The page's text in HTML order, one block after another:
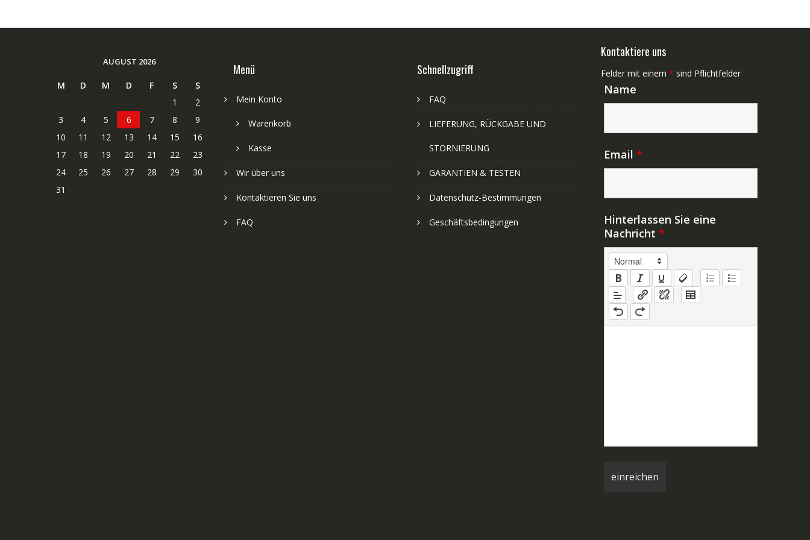
AUGUST 2026
M D M D F S
S
1
2
3
4 5 6 7 8
9
10
11 12 13 14 15
16
17
18 19 20 21 22
23
24
25 26 27 28 29
30
31
Menü
Mein Konto
Warenkorb
Kasse
Wir über uns
Kontaktieren Sie uns
FAQ
Schnellzugriff
FAQ
LIEFERUNG, RÜCKGABE UND
STORNIERUNG
GARANTIEN & TESTEN
Datenschutz-Bestimmungen
Geschäftsbedingungen
Kontaktiere uns
Felder mit einem * sind Pflichtfelder
Name
Email *
Hinterlassen Sie eine
Nachricht *